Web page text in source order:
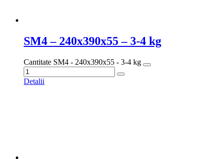
SM4 – 240x390x55 – 3-4 kg
Cantitate SM4 - 240x390x55 - 3-4 kg
Detalii